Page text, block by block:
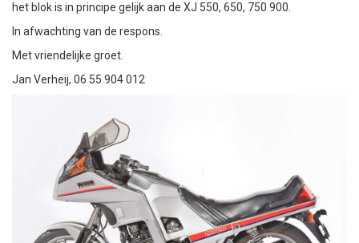
het blok is in principe gelijk aan de XJ 550, 650, 750 900.
In afwachting van de respons.
Met vriendelijke groet.
Jan Verheij, 06 55 904 012